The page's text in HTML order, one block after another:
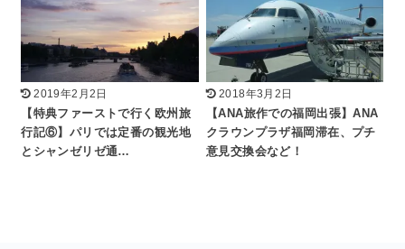
2019年2月2日
【特典ファーストで行く欧州旅
行記⑥】パリでは定番の観光地
とシャンゼリゼ通…
2018年3月2日
【ANA旅作での福岡出張】ANA
クラウンプラザ福岡滞在、プチ
意見交換会など！